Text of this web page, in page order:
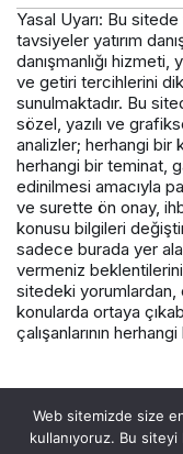
Yasal Uyarı: Bu
tavsiyeler yatırım
danışmanlığı
ve getiri tercihlerini
sunulmaktadır. Bu
sözel, yazılı ve
analizler; herhangi bir
herhangi bir teminat,
edinilmesi amacıyla
ve surette ön onay,
konusu bilgileri
sadece burada yer
vermeniz
sitedeki
konularda ortaya
çalışanlarının
Web sitemizde size
kullanıyoruz. Bu